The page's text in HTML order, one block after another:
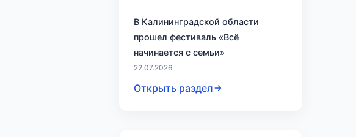
В Калининградской области
прошел фестиваль «Всё
начинается с семьи»
22.07.2026
Открыть раздел